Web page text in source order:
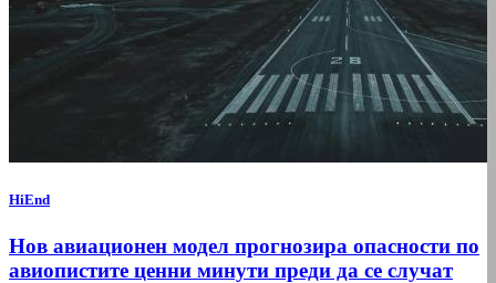
HiEnd
Нов авиационен модел прогнозира опасности по
авиопистите ценни минути преди да се случат